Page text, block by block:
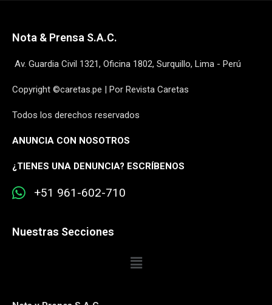
Nota & Prensa S.A.C.
Av. Guardia Civil 1321, Oficina 1802, Surquillo, Lima - Perú
Copyright ©caretas.pe | Por Revista Caretas
Todos los derechos reservados
ANUNCIA CON NOSOTROS
¿TIENES UNA DENUNCIA? ESCRÍBENOS
+51 961-602-710
Nuestras Secciones